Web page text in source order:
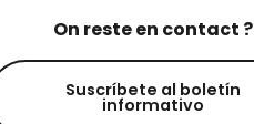
On reste en contact ?
Suscríbete al boletín
informativo